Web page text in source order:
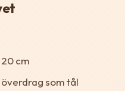
cm
som tål